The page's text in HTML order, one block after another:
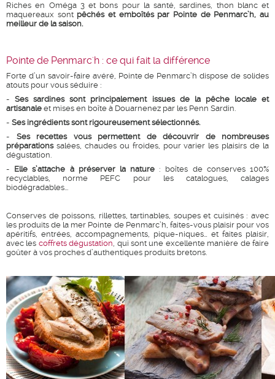
Riches en Oméga 3 et bons pour la santé, sardines, thon blanc et
maquereaux sontpêchés et emboîtés par Pointe de Penmarc’h, au
meilleur de la saison.
Pointe de Penmarc'h : ce qui fait la différence
Forte d’un savoir-faire avéré, Pointe de Penmarc’h dispose de solides
atouts pour vous séduire :
-Ses sardines sont principalement issues de la pêche locale et
artisanale et mises en boîte à Douarnenez par les Penn Sardin.
- Ses ingrédients sont rigoureusement sélectionnés.
- Ses recettes vous permettent de découvrir de nombreuses
préparationssalées, chaudes ou froides, pour varier les plaisirs de la
dégustation.
- Elle s’attache à préserver la nature : boîtes de conserves 100%
recyclables, norme PEFC pour les catalogues, calages
biodégradables...
Conserves de poissons, rillettes, tartinables, soupes et cuisinés : avec
les produits de la mer Pointe de Penmarc’h, faites-vous plaisir pour vos
apéritifs, entrées, accompagnements, pique-niques… et faites plaisir,
avec les coffrets dégustation, qui sont une excellente manière de faire
goûter à vos proches d’authentiques produits bretons.